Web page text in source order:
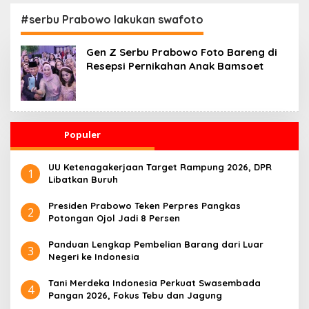
Desa
#serbu Prabowo lakukan swafoto
Gen Z Serbu Prabowo Foto Bareng di
Resepsi Pernikahan Anak Bamsoet
Populer
1
UU Ketenagakerjaan Target Rampung 2026, DPR
Libatkan Buruh
2
Presiden Prabowo Teken Perpres Pangkas
Potongan Ojol Jadi 8 Persen
3
Panduan Lengkap Pembelian Barang dari Luar
Negeri ke Indonesia
4
Tani Merdeka Indonesia Perkuat Swasembada
Pangan 2026, Fokus Tebu dan Jagung